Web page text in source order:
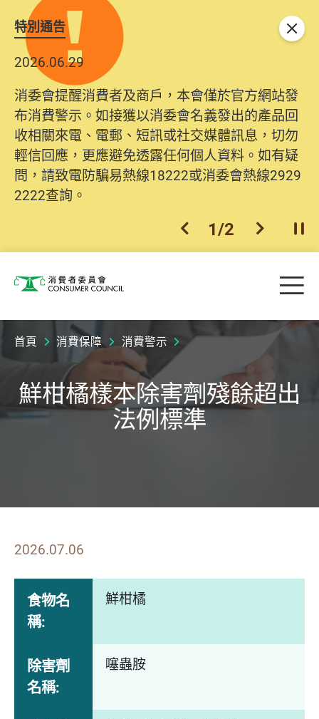
特別通告
2026.06.29
消委會提醒消費者及商戶，本會僅於官方網站發
布消費警示。如接獲以消委會名義發出的產品回
收相關來電、電郵、短訊或社交媒體訊息，切勿
輕信回應，更應避免透露任何個人資料。如有疑
問，請致電防騙易熱線18222或消委會熱線2929
2222查詢。
上一個
1/2 下一個開
關閉
消費者委員會 目
首頁 消費保障 消費警示
鮮柑橘樣本除害劑殘餘超出
法例標準
2026.07.06
食物名
稱:
鮮柑橘
除害劑
名稱:
噻蟲胺